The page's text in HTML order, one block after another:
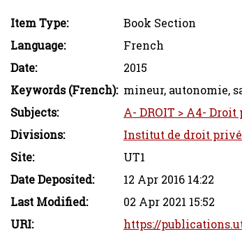
Item Type:
Book Section
Language:
French
Date:
2015
Keywords (French): mineur, autonomie,
Subjects:
A- DROIT > A4-
Divisions:
Institut de droit privé
Site:
UT1
Date Deposited:
12 Apr 2016 14:22
Last Modified:
02 Apr 2021 15:52
URI:
https://